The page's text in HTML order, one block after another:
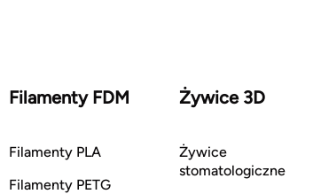
Filamenty FDM
Filamenty PLA
Filamenty PETG
Żywice 3D
Żywice
stomatologiczne